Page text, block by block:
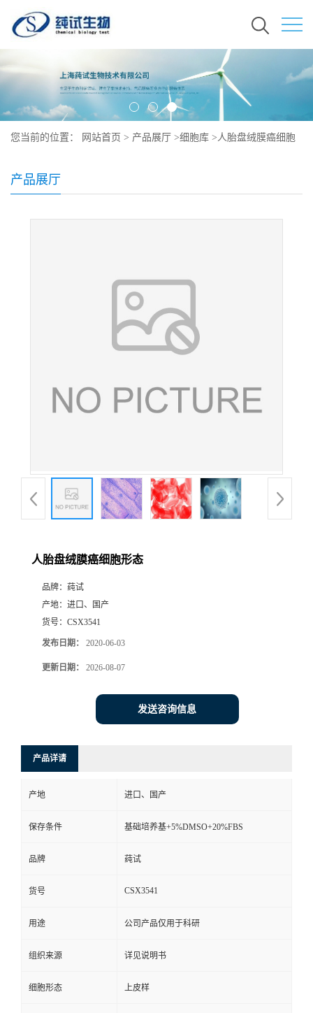
您当前的位置： 网站首页 > 产品展厅 >细胞库 >人胎盘绒膜癌细胞
产品展厅
人胎盘绒膜癌细胞形态
品牌： 莼试
产地： 进口、国产
货号： CSX3541
发布日期： 2020-06-03
更新日期： 2026-08-07
发送咨询信息
产品详请
产地 进口、国产
保存条件 基础培养基+5%DMSO+20%FBS
品牌 莼试
货号 CSX3541
用途 公司产品仅用于科研
组织来源 详见说明书
细胞形态 上皮样